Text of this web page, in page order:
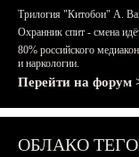
Трилогия "Китобои" А.
Охранник спит - смена
80% российского
и наркологии.
Перейти на форум
ОБЛАКО